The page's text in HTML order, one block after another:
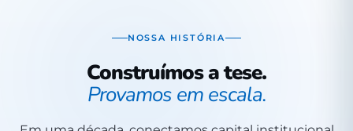
NOSSA HISTÓRIA
Construímos a tese.
Provamos em escala.